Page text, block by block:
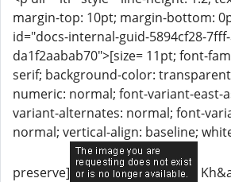
margin-top: 10pt; margin-bottom:
id="docs-internal-guid-5894cf28-
da1f2aabab70">[size= 11pt; font-
serif; background-color:
numeric: normal; font-variant-east-
variant-alternates: normal; font-
normal; vertical-align: baseline;
preserve]